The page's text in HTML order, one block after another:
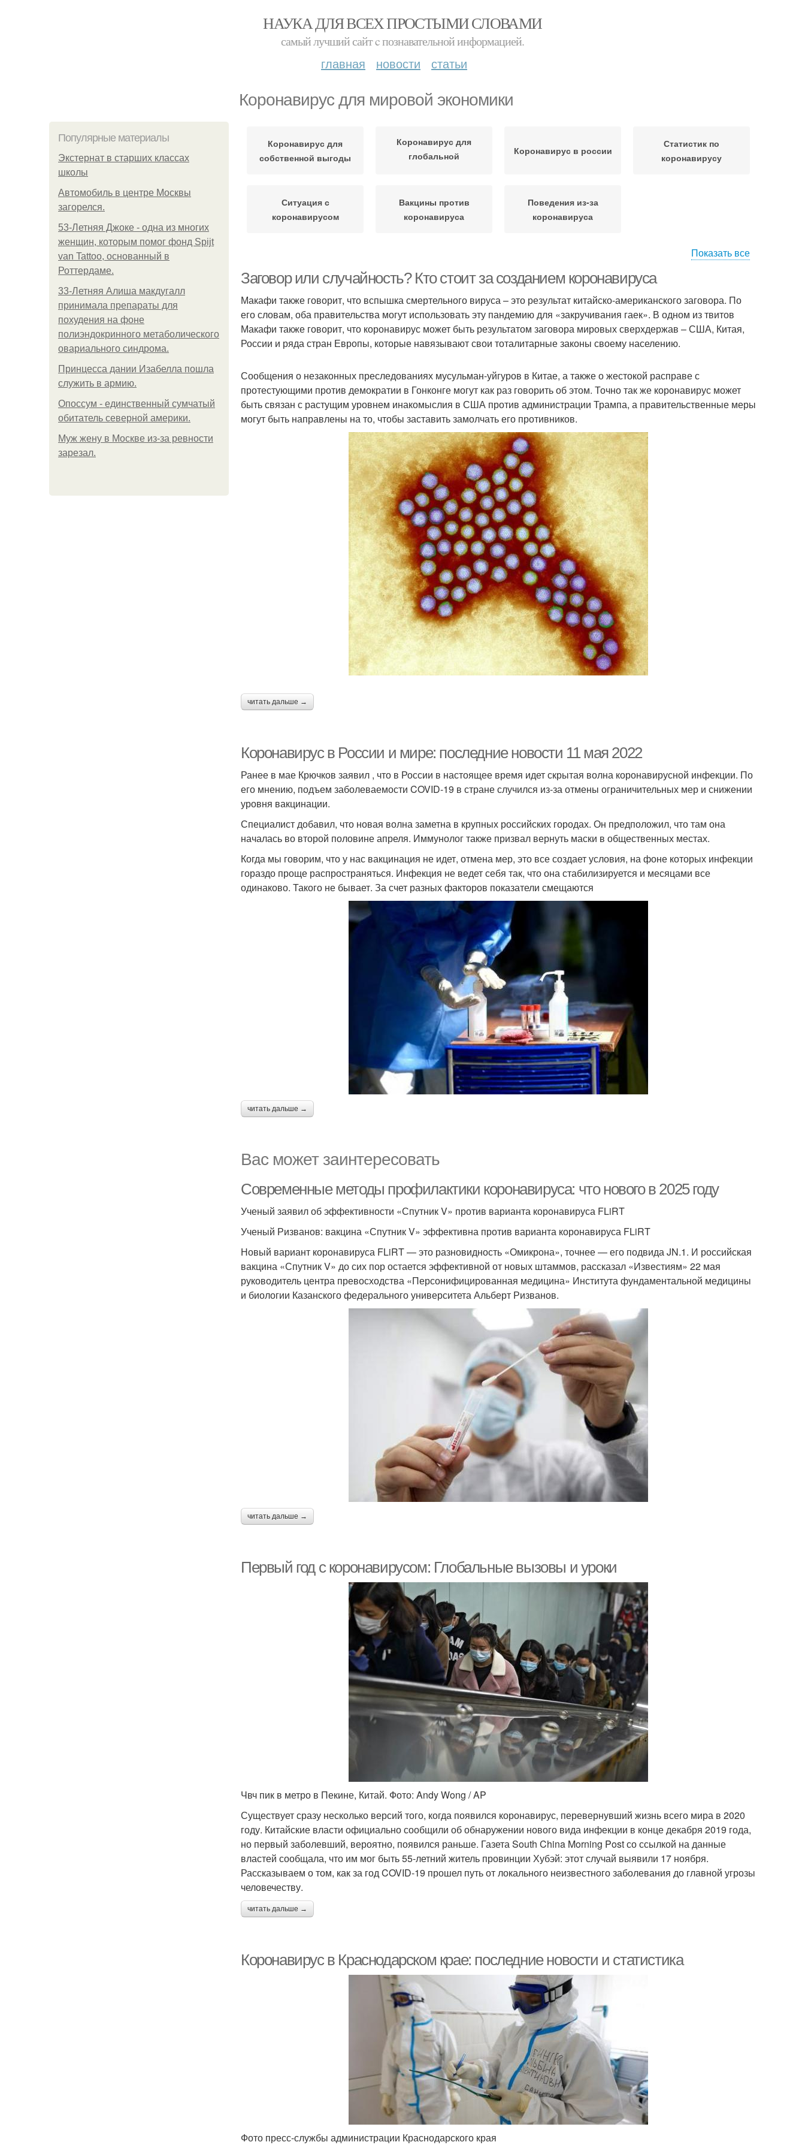
НАУКА ДЛЯ ВСЕХ ПРОСТЫМИ СЛОВАМИ
самый лучший сайт c познавательной информацией.
главная новости статьи
Коронавирус для мировой экономики
Популярные материалы
Экстернат в старших классах
школы
Автомобиль в центре Москвы
загорелся.
53-Летняя Джоке - одна из многих
женщин, которым помог фонд Spijt
van Tattoo, основанный в
Роттердаме.
33-Летняя Алиша макдугалл
принимала препараты для
похудения на фоне
полиэндокринного метаболического
овариального синдрома.
Принцесса дании Изабелла пошла
служить в армию.
Опоссум - единственный сумчатый
обитатель северной америки.
Mуж жену в Москве из-за ревности
зарезал.
Коронавирус для
собственной выгоды
Коронавирус для
глобальной
Коронавирус в россии
Статистик по
коронавирусу
Ситуация с
коронавирусом
Вакцины против
коронавируса
Поведения из-за
коронавируса
Показать все
Заговор или случайность? Кто стоит за созданием коронавируса
Макафи также говорит, что вспышка смертельного вируса – это результат китайско-американского заговора. По
его словам, оба правительства могут использовать эту пандемию для «закручивания гаек». В одном из твитов
Макафи также говорит, что коронавирус может быть результатом заговора мировых сверхдержав – США, Китая,
России и ряда стран Европы, которые навязывают свои тоталитарные законы своему населению.
Сообщения о незаконных преследованиях мусульман-уйгуров в Китае, а также о жестокой расправе с
протестующими против демократии в Гонконге могут как раз говорить об этом. Точно так же коронавирус может
быть связан с растущим уровнем инакомыслия в США против администрации Трампа, а правительственные меры
могут быть направлены на то, чтобы заставить замолчать его противников.
читать дальше →
Коронавирус в России и мире: последние новости 11 мая 2022
Ранее в мае Крючков заявил , что в России в настоящее время идет скрытая волна коронавирусной инфекции. По
его мнению, подъем заболеваемости COVID-19 в стране случился из-за отмены ограничительных мер и снижении
уровня вакцинации.
Специалист добавил, что новая волна заметна в крупных российских городах. Он предположил, что там она
началась во второй половине апреля. Иммунолог также призвал вернуть маски в общественных местах.
Когда мы говорим, что у нас вакцинация не идет, отмена мер, это все создает условия, на фоне которых инфекции
гораздо проще распространяться. Инфекция не ведет себя так, что она стабилизируется и месяцами все
одинаково. Такого не бывает. За счет разных факторов показатели смещаются
читать дальше →
Вас может заинтересовать
Современные методы профилактики коронавируса: что нового в 2025 году
Ученый заявил об эффективности «Спутник V» против варианта коронавируса FLiRT
Ученый Ризванов: вакцина «Спутник V» эффективна против варианта коронавируса FLiRT
Новый вариант коронавируса FLiRT — это разновидность «Омикрона», точнее — его подвида JN.1. И российская
вакцина «Спутник V» до сих пор остается эффективной от новых штаммов, рассказал «Известиям» 22 мая
руководитель центра превосходства «Персонифицированная медицина» Института фундаментальной медицины
и биологии Казанского федерального университета Альберт Ризванов.
читать дальше →
Первый год с коронавирусом: Глобальные вызовы и уроки
Чвч пик в метро в Пекине, Китай. Фото: Andy Wong / AP
Существует сразу несколько версий того, когда появился коронавирус, перевернувший жизнь всего мира в 2020
году. Китайские власти официально сообщили об обнаружении нового вида инфекции в конце декабря 2019 года,
но первый заболевший, вероятно, появился раньше. Газета South China Morning Post со ссылкой на данные
властей сообщала, что им мог быть 55-летний житель провинции Хубэй: этот случай выявили 17 ноября.
Рассказываем о том, как за год COVID-19 прошел путь от локального неизвестного заболевания до главной угрозы
человечеству.
читать дальше →
Коронавирус в Краснодарском крае: последние новости и статистика
Фото пресс-службы администрации Краснодарского края